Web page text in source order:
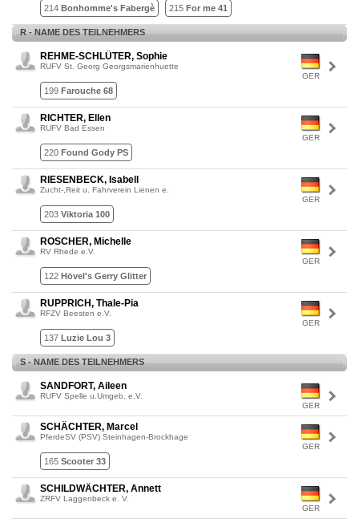
214 Bonhomme's Fabergè 215 For me 41
R - NAME DES TEILNEHMERS
GER
REHME-SCHLÜTER, Sophie
RUFV St. Georg Georgsmarienhuette
199 Farouche 68
GER
RICHTER, Ellen
RUFV Bad Essen
220 Found Gody PS
GER
RIESENBECK, Isabell
Zucht-,Reit u. Fahrverein Lienen e.
203 Viktoria 100
GER
ROSCHER, Michelle
RV Rhede e.V.
122 Hövel's Gerry Glitter
GER
RUPPRICH, Thale-Pia
RFZV Beesten e.V.
137 Luzie Lou 3
S - NAME DES TEILNEHMERS
GER
SANDFORT, Aileen
RUFV Spelle u.Umgeb. e.V.
GER
SCHÄCHTER, Marcel
PferdeSV (PSV) Steinhagen-Brockhage
165 Scooter 33
GER
SCHILDWÄCHTER, Annett
ZRFV Laggenbeck e. V.